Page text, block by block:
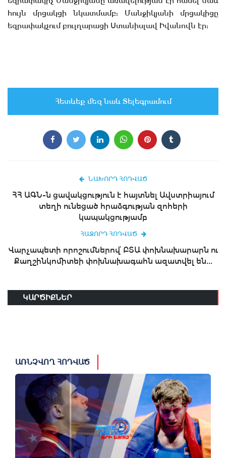
հույն մրցակցի նկատմամբ: Մանջիկյանի մրցակիցը
եզրափակչում բուլղարացի Ստանիսլավ Իվանովն էր:
Հետևեք մեզ նաև Տելեգրամում
ՆԱԽՈՐԴ ՀՈԴՎԱԾ
ՀՀ ԱԳՆ-ն ցավակցություն է հայտնել Ավստրիայում
տեղի ունեցած հրաձգության զոհերի
կապակցությամբ
ՀԱՋՈՐԴ ՀՈԴՎԱԾ
Վարչապետի որոշումներով՝ ԲՏԱ փոխնախարարն ու
Քաղշինկոմիտեի փոխնախագահն ազատվել են...
ԿԱՐԾԻՔՆԵՐ
ԱՌՆՉՎՈՂ ՀՈԴՎԱԾ